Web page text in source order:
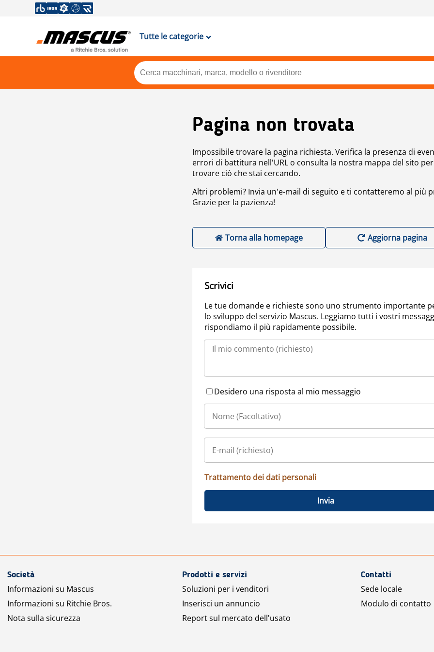
Tutte le categorie
Pagina non trovata
Impossibile trovare la pagina richiesta. Verifica la presenza di
errori di battitura nell'URL o consulta la nostra mappa del sito per
trovare ciò che stai cercando.
Altri problemi? Invia un'e-mail di seguito e ti contatteremo al più
Grazie per la pazienza!
Torna alla homepage Aggiorna pagina
Scrivici
Le tue domande e richieste sono uno strumento importante
lo sviluppo del servizio Mascus. Leggiamo tutti i vostri
rispondiamo il più rapidamente possibile.
Desidero una risposta al mio messaggio
Trattamento dei dati personali
Invia
Società
Informazioni su Mascus
Informazioni su Ritchie Bros.
Nota sulla sicurezza
Prodotti e servizi
Soluzioni per i venditori
Inserisci un annuncio
Report sul mercato dell'usato
Contatti
Sede locale
Modulo di contatto